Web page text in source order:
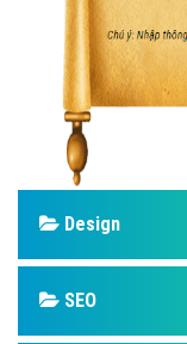
Design
SEO